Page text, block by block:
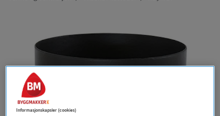
Informasjonskapsler (cookies)